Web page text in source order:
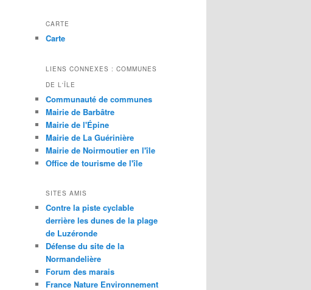
CARTE
Carte
LIENS CONNEXES : COMMUNES
DE L'ÎLE
Communauté de communes
Mairie de Barbâtre
Mairie de l'Épine
Mairie de La Guérinière
Mairie de Noirmoutier en l'île
Office de tourisme de l'île
SITES AMIS
Contre la piste cyclable
derrière les dunes de la plage
de Luzéronde
Défense du site de la
Normandelière
Forum des marais
France Nature Environnement